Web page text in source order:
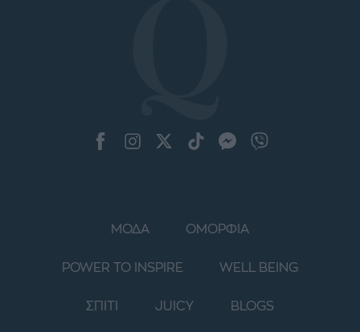
ΜΟΔΑ ΟΜΟΡΦΙΑ
POWER TO INSPIRE WELL BEING
ΣΠΙΤΙ JUICY BLOGS